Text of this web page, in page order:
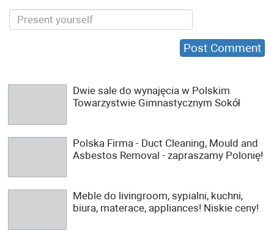
Dwie sale do wynajęcia w Polskim
Towarzystwie Gimnastycznym Sokół
Polska Firma - Duct Cleaning, Mould and
Asbestos Removal - zapraszamy Polonię!
Meble do livingroom, sypialni, kuchni,
biura, materace, appliances! Niskie ceny!